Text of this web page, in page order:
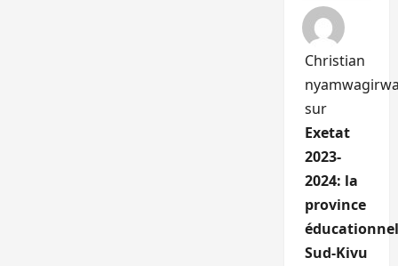
Christian
sur
Exetat
2023-
2024: la
province
Sud-Kivu